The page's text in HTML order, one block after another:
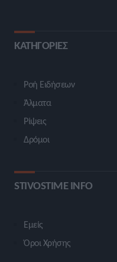
ΚΑΤΗΓΟΡΙΕΣ
Ροή Ειδήσεων
Άλματα
Ρίψεις
Δρόμοι
STIVOSTIME INFO
Εμείς
Όροι Χρήσης